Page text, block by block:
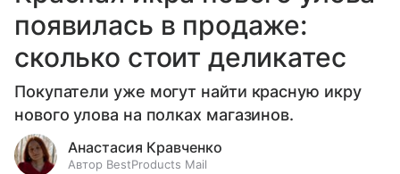
появилась в продаже:
сколько стоит деликатес
Покупатели уже могут найти красную икру
нового улова на полках магазинов.
Анастасия Кравченко
Автор BestProducts Mail